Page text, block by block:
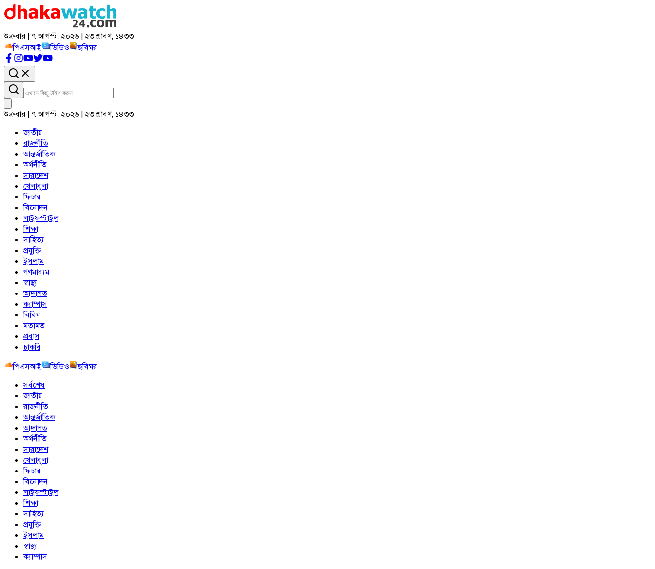
শুক্রবার | ৭ আগস্ট, ২০২৬ | ২৩ শ্রাবণ, ১৪৩৩
পিএসআই
ভিডিও ছবিঘর
শুক্রবার | ৭ আগস্ট, ২০২৬ | ২৩ শ্রাবণ, ১৪৩৩
জাতীয়
রাজনীতি
আন্তর্জাতিক
অর্থনীতি
সারাদেশ
খেলাধুলা
ফিচার
বিনোদন
লাইফস্টাইল
শিক্ষা
সাহিত্য
প্রযুক্তি
ইসলাম
গণমাধ্যম
স্বাস্থ্য
আদালত
ক্যাম্পাস
বিবিধ
মতামত
প্রবাস
চাকরি
পিএসআই
ভিডিও
ছবিঘর
সর্বশেষ
জাতীয়
রাজনীতি
আন্তর্জাতিক
আদালত
অর্থনীতি
সারাদেশ
খেলাধুলা
ফিচার
বিনোদন
লাইফস্টাইল
শিক্ষা
সাহিত্য
প্রযুক্তি
ইসলাম
স্বাস্থ্য
ক্যাম্পাস